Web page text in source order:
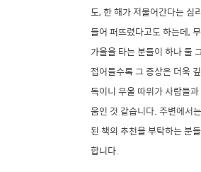
도, 한 해가 저물어간다는 심
들어 퍼뜨렸다고도 하는데,
가을을 타는 분들이 하나 둘
접어들수록 그 증상은 더욱
독이니 우울 따위가 사람들
움인 것 같습니다. 주변에서
된 책의 추천을 부탁하는 분
합니다.